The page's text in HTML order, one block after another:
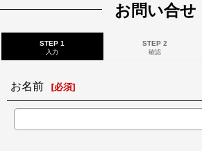
お問い合せ
STEP 1
入力
STEP 2
確認
お名前 [必須]